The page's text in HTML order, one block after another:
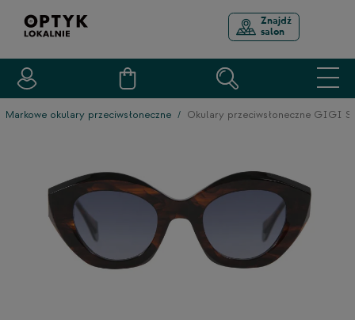
Znajdź
salon
Markowe okulary przeciwsłoneczne Okulary przeciwsłoneczne GIGI